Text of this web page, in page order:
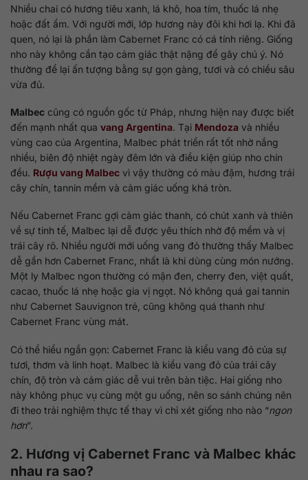
Nhiều chai có hương tiêu xanh, lá khô, hoa tím, thuốc lá nhẹ
hoặc đất ẩm. Với người mới, lớp hương này đôi khi hơi lạ. Khi đã
quen, nó lại là phần làm Cabernet Franc có cá tính riêng. Giống
nho này không cần tạo cảm giác thật nặng để gây chú ý. Nó
thường để lại ấn tượng bằng sự gọn gàng, tươi và có chiều sâu
vừa đủ.
Malbec cũng có nguồn gốc từ Pháp, nhưng hiện nay được biết
đến mạnh nhất qua vang Argentina. Tại Mendoza và nhiều
vùng cao của Argentina, Malbec phát triển rất tốt nhờ nắng
nhiều, biên độ nhiệt ngày đêm lớn và điều kiện giúp nho chín
đều. Rượu vang Malbec vì vậy thường có màu đậm, hương trái
cây chín, tannin mềm và cảm giác uống khá tròn.
Nếu Cabernet Franc gợi cảm giác thanh, có chút xanh và thiên
về sự tinh tế, Malbec lại dễ được yêu thích nhờ độ mềm và vị
trái cây rõ. Nhiều người mới uống vang đỏ thường thấy Malbec
dễ gần hơn Cabernet Franc, nhất là khi dùng cùng món nướng.
Một ly Malbec ngon thường có mận đen, cherry đen, việt quất,
cacao, thuốc lá nhẹ hoặc gia vị ngọt. Nó không quá gai tannin
như Cabernet Sauvignon trẻ, cũng không quá thanh như
Cabernet Franc vùng mát.
Có thể hiểu ngắn gọn: Cabernet Franc là kiểu vang đỏ của sự
tươi, thơm và linh hoạt. Malbec là kiểu vang đỏ của trái cây
chín, độ tròn và cảm giác dễ vui trên bàn tiệc. Hai giống nho
này không phục vụ cùng một gu uống, nên so sánh chúng nên
đi theo trải nghiệm thực tế thay vì chỉ xét giống nho nào “ngon
hơn”.
2. Hương vị Cabernet Franc và Malbec khác
nhau ra sao?